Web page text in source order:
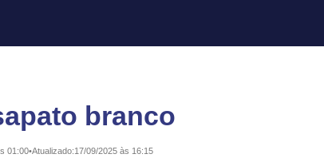
branco
01:00•Atualizado:17/09/2025 às 16:15